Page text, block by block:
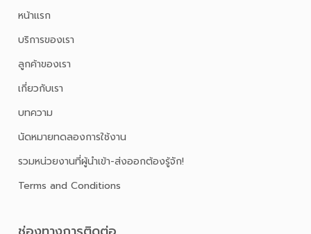
หน้าเเรก
บริการของเรา
ลูกค้าของเรา
เกี่ยวกับเรา
บทความ
นัดหมายทดลองการใช้งาน
รวมหน่วยงานที่ผู้นำเข้า-ส่งออกต้องรู้จัก!
Terms and Conditions